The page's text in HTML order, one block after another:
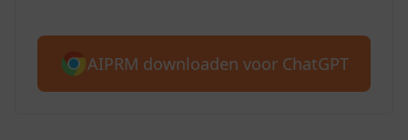
AIPRM downloaden voor ChatGPT